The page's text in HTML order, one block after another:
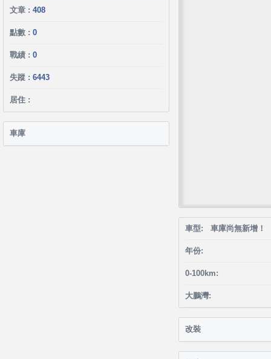
文章 : 408
點數 : 0
戰績 : 0
失蹤 : 6443
居住 :
車庫
車型: 車庫尚無新增！
年份:
0-100km:
大鵬灣:
改裝